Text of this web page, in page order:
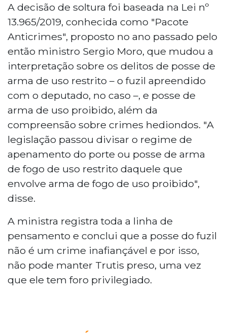
A decisão de soltura foi baseada na Lei nº
13.965/2019, conhecida como "Pacote
Anticrimes", proposto no ano passado pelo
então ministro Sergio Moro, que mudou a
interpretação sobre os delitos de posse de
arma de uso restrito – o fuzil apreendido
com o deputado, no caso –, e posse de
arma de uso proibido, além da
compreensão sobre crimes hediondos. "A
legislação passou divisar o regime de
apenamento do porte ou posse de arma
de fogo de uso restrito daquele que
envolve arma de fogo de uso proibido",
disse.
A ministra registra toda a linha de
pensamento e conclui que a posse do fuzil
não é um crime inafiançável e por isso,
não pode manter Trutis preso, uma vez
que ele tem foro privilegiado.